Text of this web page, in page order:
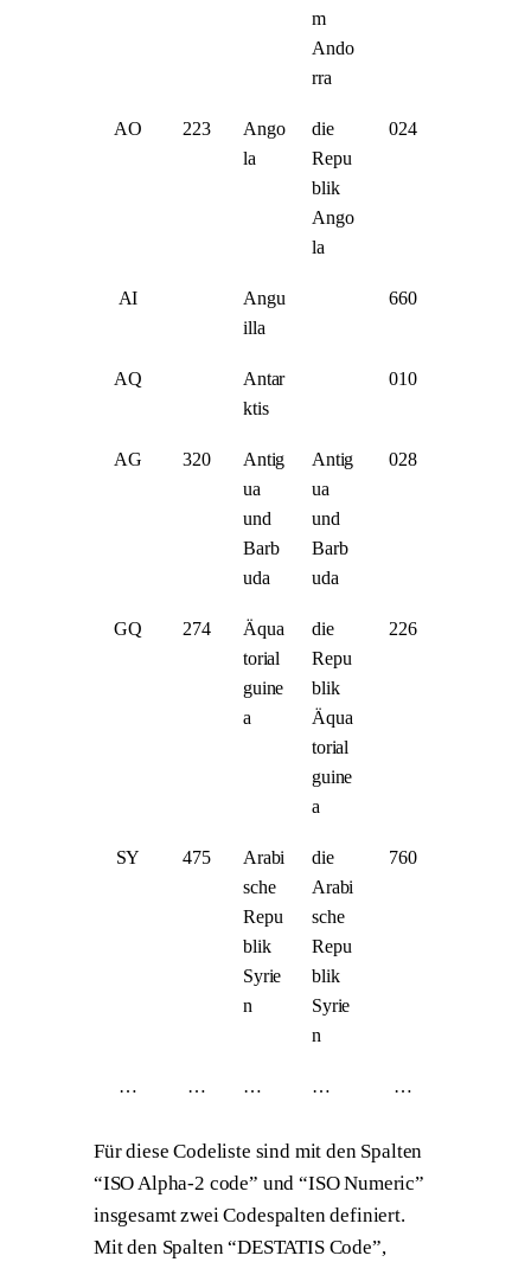
m
Ando
rra
AO 223
Ango
la
die
Repu
blik
Ango
la
024
AI
Angu
illa
660
AQ
Antar
ktis
010
AG 320
Antig
ua
und
Barb
uda
Antig
ua
und
Barb
uda
028
GQ 274
Äqua
torial
guine
a
die
Repu
blik
Äqua
torial
guine
a
226
SY 475
Arabi
sche
Repu
blik
Syrie
n
die
Arabi
sche
Repu
blik
Syrie
n
760
…​ … … …​ …​
Für diese Codeliste sind mit den Spalten
“ISO Alpha-2 code” und “ISO Numeric”
insgesamt zwei Codespalten definiert.
Mit den Spalten “DESTATIS Code”,